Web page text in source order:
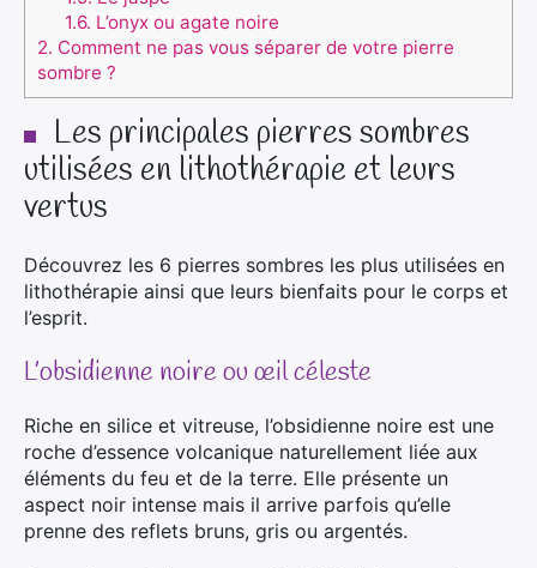
1.6. L’onyx ou agate noire
2. Comment ne pas vous séparer de votre pierre
sombre ?
Les principales pierres sombres
utilisées en lithothérapie et leurs
vertus
Découvrez les 6 pierres sombres les plus utilisées en
lithothérapie ainsi que leurs bienfaits pour le corps et
l’esprit.
L’obsidienne noire ou œil céleste
Riche en silice et vitreuse, l’obsidienne noire est une
roche d’essence volcanique naturellement liée aux
éléments du feu et de la terre. Elle présente un
aspect noir intense mais il arrive parfois qu’elle
prenne des reflets bruns, gris ou argentés.